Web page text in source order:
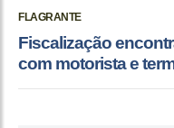
FLAGRANTE
Fiscalização
com motorista e